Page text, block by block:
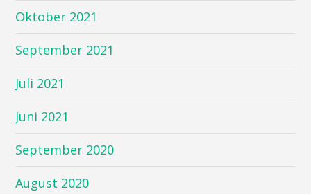
Oktober 2021
September 2021
Juli 2021
Juni 2021
September 2020
August 2020